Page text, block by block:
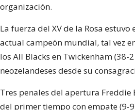
organización.
La fuerza del XV de la Rosa
actual campeón mundial, tal vez
los All Blacks en Twickenham
neozelandeses desde su
Tres penales del apertura
del primer tiempo con empate (9-